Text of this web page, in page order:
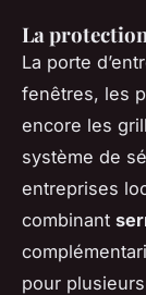
La
La porte
fenêtres, les
encore les
système de
entreprises
combinant
pour